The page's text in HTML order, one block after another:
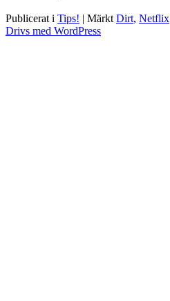
Publicerat i Tips! | Märkt Dirt, Netflix
Drivs med WordPress